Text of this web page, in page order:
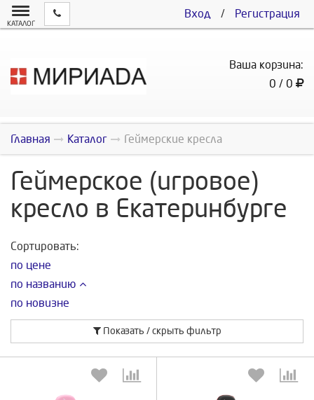
Вход / Регистрация
КАТАЛОГ
Ваша корзина:
0 / 0
Главная Каталог Геймерские кресла
Геймерское (игровое)
кресло в Екатеринбурге
Сортировать:
по цене
по названию
по новизне
Показать / скрыть фильтр